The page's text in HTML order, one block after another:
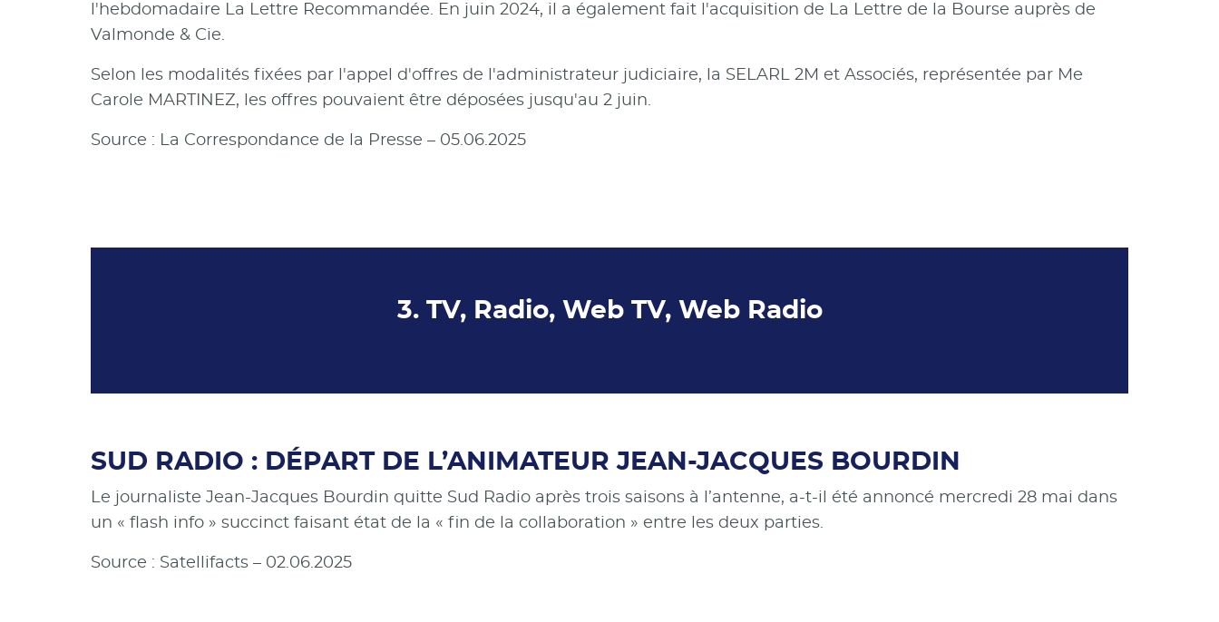
l'hebdomadaire La Lettre Recommandée. En juin 2024, il a également fait l'acquisition de La Lettre de la Bourse auprès de
Valmonde & Cie.
Selon les modalités fixées par l'appel d'offres de l'administrateur judiciaire, la SELARL 2M et Associés, représentée par Me
Carole MARTINEZ, les offres pouvaient être déposées jusqu'au 2 juin.
Source : La Correspondance de la Presse – 05.06.2025
3. TV, Radio, Web TV, Web Radio
SUD RADIO : DÉPART DE L’ANIMATEUR JEAN-JACQUES BOURDIN
Le journaliste Jean-Jacques Bourdin quitte Sud Radio après trois saisons à l’antenne, a-t-il été annoncé mercredi 28 mai dans
un « flash info » succinct faisant état de la « fin de la collaboration » entre les deux parties.
Source : Satellifacts – 02.06.2025